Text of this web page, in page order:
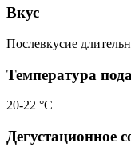
Вкус
Послевкусие
Температура
20-22 °С
Дегустационное